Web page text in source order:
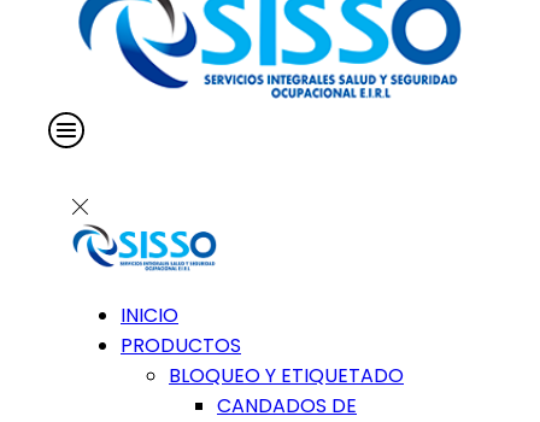
INICIO
PRODUCTOS
BLOQUEO Y ETIQUETADO
CANDADOS DE